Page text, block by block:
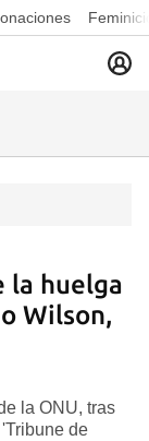
la huelga
Wilson,
la ONU, tras
de